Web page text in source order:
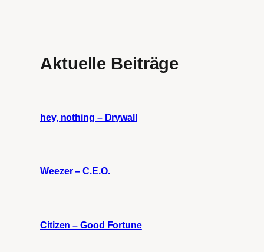
Aktuelle Beiträge
hey, nothing – Drywall
Weezer – C.E.O.
Citizen – Good Fortune